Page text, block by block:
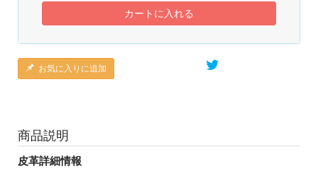
カートに入れる
お気に入りに追加
商品説明
皮革詳細情報